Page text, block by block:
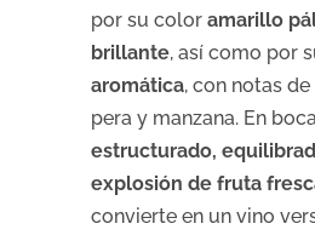
por su color amarillo
brillante, así como por
aromática, con notas
pera y manzana. En
estructurado,
explosión de fruta
convierte en un vino